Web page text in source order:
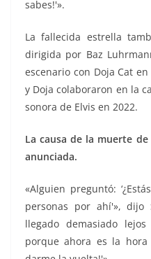
sabes!'».
La fallecida estrella
dirigida por Baz
escenario con Doja Cat
y Doja colaboraron en la
sonora de Elvis en 2022.
La causa de la muerte
anunciada.
«Alguien preguntó:
personas por ahí'», dijo
llegado demasiado
porque ahora es la hora